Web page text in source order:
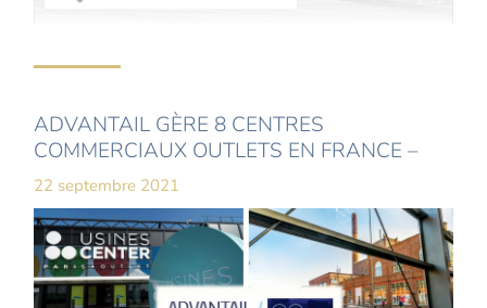
ADVANTAIL GÈRE 8 CENTRES
COMMERCIAUX OUTLETS EN FRANCE –
22 septembre 2021